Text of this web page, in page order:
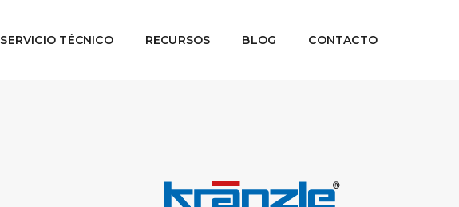
SERVICIO TÉCNICO RECURSOS BLOG CONTACTO